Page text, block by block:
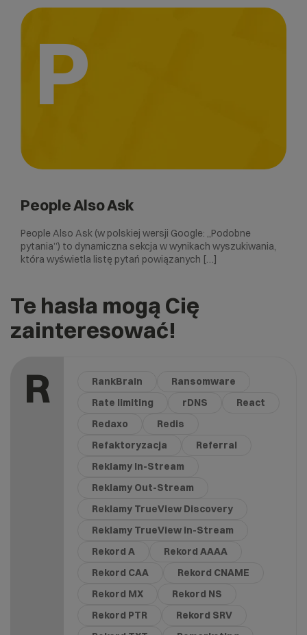
P
People Also Ask
People Also Ask (w polskiej wersji Google: „Podobne
pytania”) to dynamiczna sekcja w wynikach wyszukiwania,
która wyświetla listę pytań powiązanych […]
Te hasła mogą Cię
zainteresować!
R RankBrain
Ransomware
Rate limiting
rDNS
React
Redaxo
Redis
Refaktoryzacja
Referral
Reklamy In-Stream
Reklamy Out-Stream
Reklamy TrueView Discovery
Reklamy TrueView in-Stream
Rekord A
Rekord AAAA
Rekord CAA
Rekord CNAME
Rekord MX
Rekord NS
Rekord PTR
Rekord SRV